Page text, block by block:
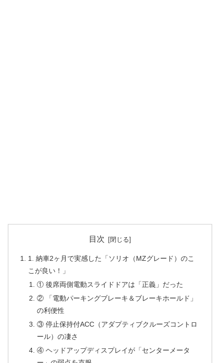
目次
1. 納車2ヶ月で実感した「ソリオ（MZグレード）のこ
こが良い！」
① 後席両側電動スライドドアは「正義」だった
② 「電動パーキングブレーキ＆ブレーキホールド」
の利便性
③ 停止保持付ACC（アダプティブクルーズコントロ
ール）の凄さ
④ ヘッドアップディスプレイが「センターメータ